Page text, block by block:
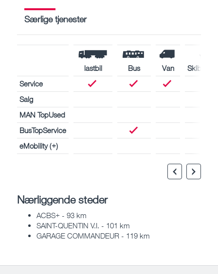
Særlige tjenester
lastbil Bus Van
Service
Salg
MAN TopUsed
BusTopService
eMobility (+)
Nærliggende steder
ACBS+ - 93 km
SAINT-QUENTIN V.I. - 101 km
GARAGE COMMANDEUR - 119 km